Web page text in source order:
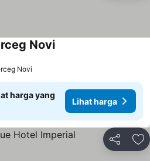
NoviLihat harga
Novi
harga yang
Lihat harga
Bagikan